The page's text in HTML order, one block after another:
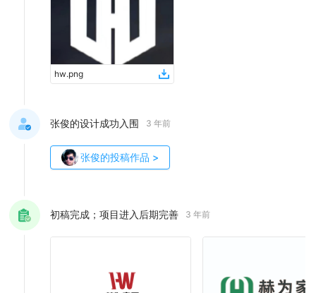
hw.png
张俊的设计成功入围 3 年前
张俊的投稿作品 >
初稿完成；项目进入后期完善 3 年前